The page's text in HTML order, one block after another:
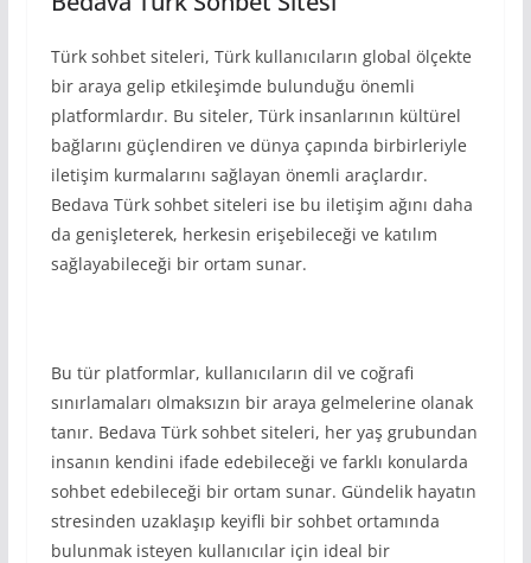
Türk sohbet siteleri, Türk kullanıcıların global ölçekte
bir araya gelip etkileşimde bulunduğu önemli
platformlardır. Bu siteler, Türk insanlarının kültürel
bağlarını güçlendiren ve dünya çapında birbirleriyle
iletişim kurmalarını sağlayan önemli araçlardır.
Bedava Türk sohbet siteleri ise bu iletişim ağını daha
da genişleterek, herkesin erişebileceği ve katılım
sağlayabileceği bir ortam sunar.
Bu tür platformlar, kullanıcıların dil ve coğrafi
sınırlamaları olmaksızın bir araya gelmelerine olanak
tanır. Bedava Türk sohbet siteleri, her yaş grubundan
insanın kendini ifade edebileceği ve farklı konularda
sohbet edebileceği bir ortam sunar. Gündelik hayatın
stresinden uzaklaşıp keyifli bir sohbet ortamında
bulunmak isteyen kullanıcılar için ideal bir